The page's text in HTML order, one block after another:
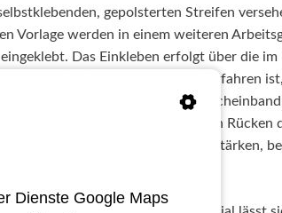
gepolsterten Streifen
Vorlage werden in einem weiteren
Das Einkleben erfolgt über die
Der Vorteil bei diesem Verfahren
vor dem Einkleben in den
wird empfohlen, den gesamten Rücken
10 mm) über eine Gaze zu verstärken,
Dienste Google Maps